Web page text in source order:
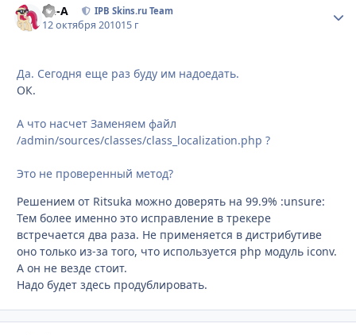
Ph-A IPB Skins.ru Team
12 октября 201015 г
Да. Сегодня еще раз буду им надоедать.
ОК.
А что насчет Заменяем файл
/admin/sources/classes/class_localization.php ?
Это не проверенный метод?
Решением от Ritsuka можно доверять на 99.9% :unsure:
Тем более именно это исправление в трекере
встречается два раза. Не применяется в дистрибутиве
оно только из-за того, что используется php модуль iconv.
А он не везде стоит.
Надо будет здесь продублировать.